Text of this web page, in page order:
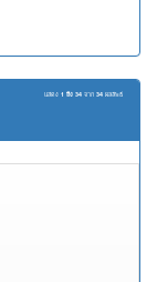
แสดง 1 ถึง 34 จาก 34 ผลลัพธ์